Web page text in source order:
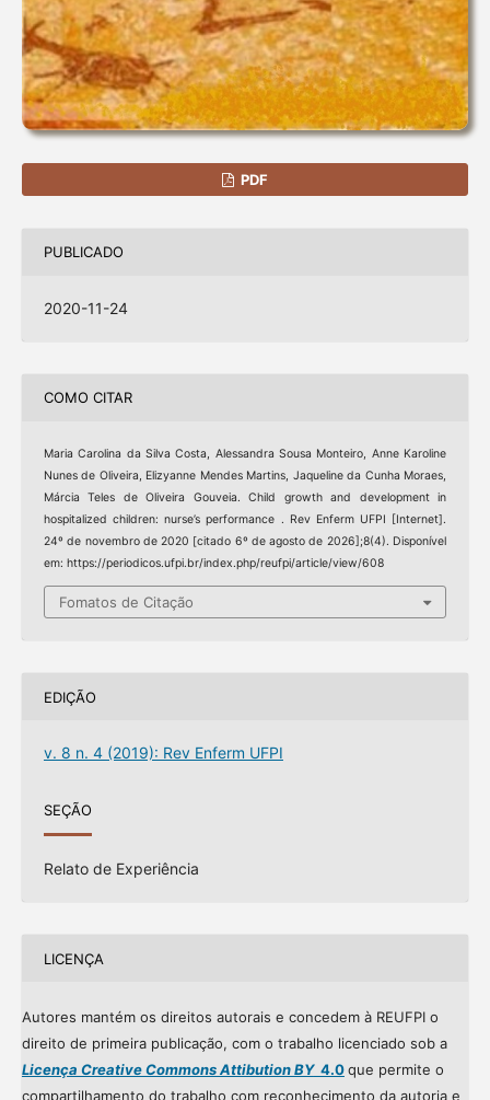
PDF
PUBLICADO
2020-11-24
COMO CITAR
Maria Carolina da Silva Costa, Alessandra Sousa Monteiro, Anne Karoline
Nunes de Oliveira, Elizyanne Mendes Martins, Jaqueline da Cunha Moraes,
Márcia Teles de Oliveira Gouveia. Child growth and development in
hospitalized children: nurse’s performance . Rev Enferm UFPI [Internet].
24º de novembro de 2020 [citado 6º de agosto de 2026];8(4). Disponível
em: https://periodicos.ufpi.br/index.php/reufpi/article/view/608
Fomatos de Citação
EDIÇÃO
v. 8 n. 4 (2019): Rev Enferm UFPI
SEÇÃO
Relato de Experiência
LICENÇA
Autores mantém os direitos autorais e concedem à REUFPI o
direito de primeira publicação, com o trabalho licenciado sob a
Licença Creative Commons Attibution BY4.0que permite o
compartilhamento do trabalho com reconhecimento da autoria e